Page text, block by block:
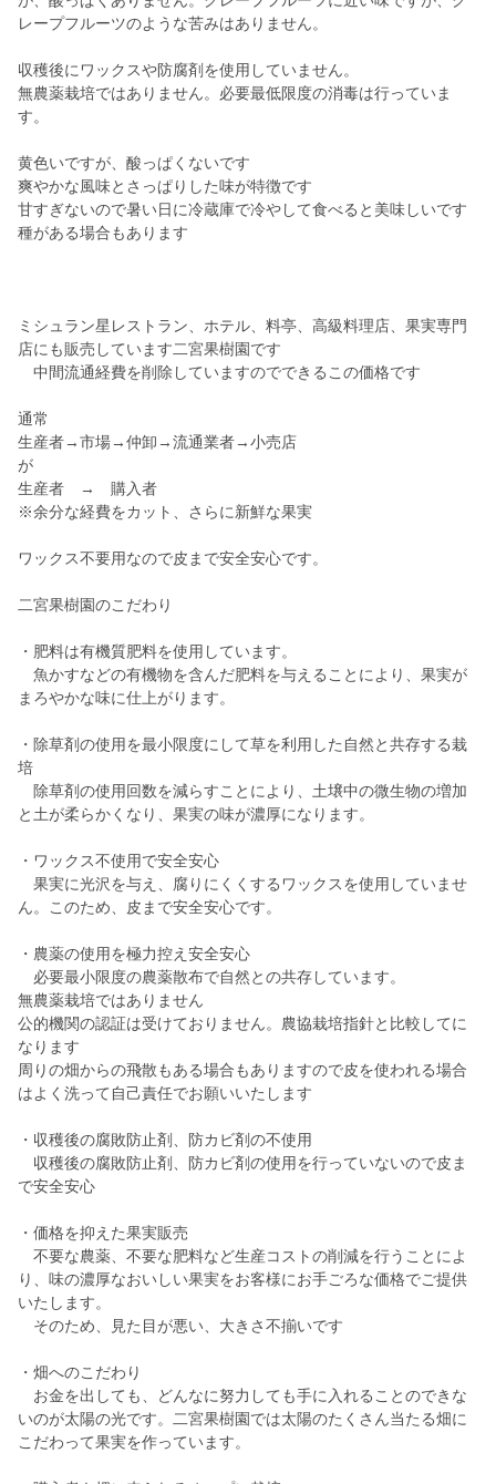
レープフルーツのような苦みはありません。
収穫後にワックスや防腐剤を使用していません。
無農薬栽培ではありません。必要最低限度の消毒は行っていま
す。
黄色いですが、酸っぱくないです
爽やかな風味とさっぱりした味が特徴です
甘すぎないので暑い日に冷蔵庫で冷やして食べると美味しいです
種がある場合もあります
ミシュラン星レストラン、ホテル、料亭、高級料理店、果実専門
店にも販売しています二宮果樹園です
中間流通経費を削除していますのでできるこの価格です
通常
生産者→市場→仲卸→流通業者→小売店
が
生産者 → 購入者
※余分な経費をカット、さらに新鮮な果実
ワックス不要用なので皮まで安全安心です。
二宮果樹園のこだわり
・肥料は有機質肥料を使用しています。
魚かすなどの有機物を含んだ肥料を与えることにより、果実が
まろやかな味に仕上がります。
・除草剤の使用を最小限度にして草を利用した自然と共存する栽
培
除草剤の使用回数を減らすことにより、土壌中の微生物の増加
と土が柔らかくなり、果実の味が濃厚になります。
・ワックス不使用で安全安心
果実に光沢を与え、腐りにくくするワックスを使用していませ
ん。このため、皮まで安全安心です。
・農薬の使用を極力控え安全安心
必要最小限度の農薬散布で自然との共存しています。
無農薬栽培ではありません
公的機関の認証は受けておりません。農協栽培指針と比較してに
なります
周りの畑からの飛散もある場合もありますので皮を使われる場合
はよく洗って自己責任でお願いいたします
・収穫後の腐敗防止剤、防カビ剤の不使用
収穫後の腐敗防止剤、防カビ剤の使用を行っていないので皮ま
で安全安心
・価格を抑えた果実販売
不要な農薬、不要な肥料など生産コストの削減を行うことによ
り、味の濃厚なおいしい果実をお客様にお手ごろな価格でご提供
いたします。
そのため、見た目が悪い、大きさ不揃いです
・畑へのこだわり
お金を出しても、どんなに努力しても手に入れることのできな
いのが太陽の光です。二宮果樹園では太陽のたくさん当たる畑に
こだわって果実を作っています。